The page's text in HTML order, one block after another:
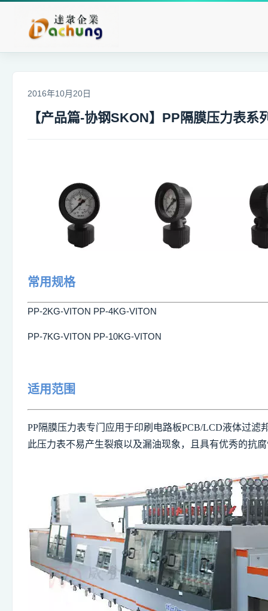
返回列表
2016年10月20日
【产品篇-协钢SKON】PP隔膜压力表系
常用规格
PP-2KG-VITON PP-4KG-VITON
PP-7KG-VITON PP-10KG-VITON
适用范围
PP隔膜压力表专门应用于印刷电路板PCB/LCD液体过滤
此压力表不易产生裂痕以及漏油现象，且具有优秀的抗